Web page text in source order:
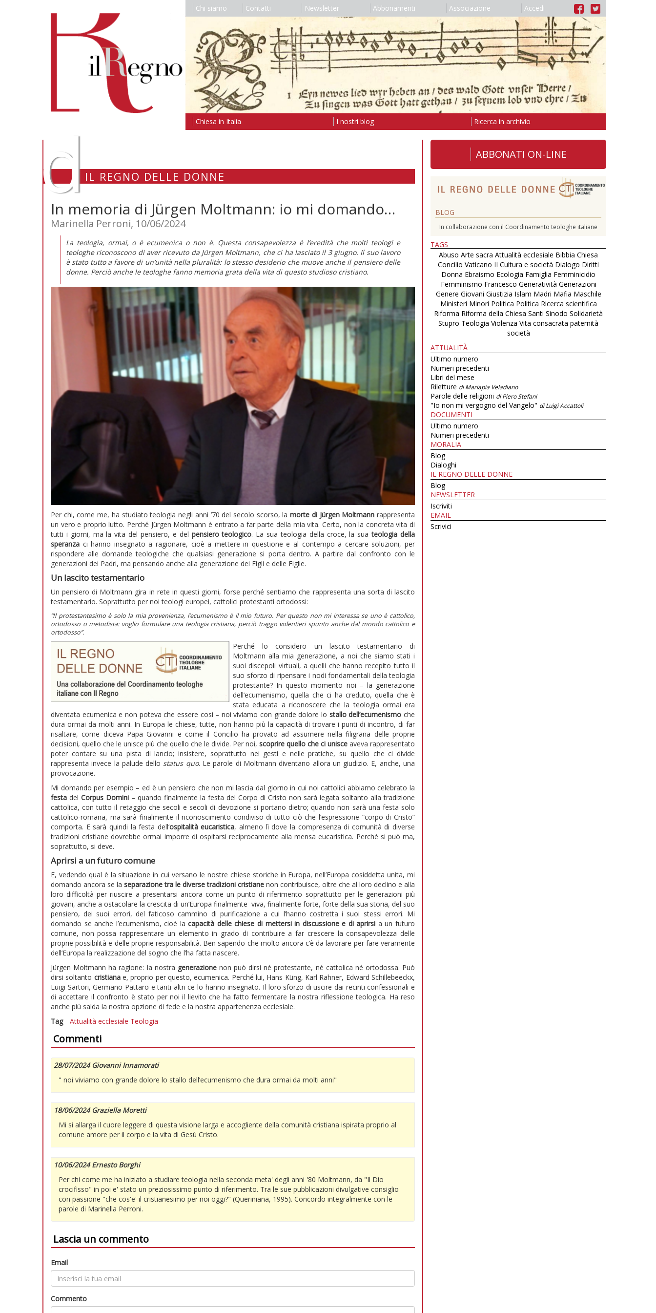
Chi siamo Contatti Newsletter Abbonamenti Associazione Accedi
Chiesa in Italia I nostri blog Ricerca in archivio
dIL REGNO DELLE DONNE
In memoria di Jürgen Moltmann: io mi domando…
Marinella Perroni, 10/06/2024
La teologia, ormai, o è ecumenica o non è. Questa consapevolezza è l’eredità che molti teologi e
teologhe riconoscono di aver ricevuto da Jürgen Moltmann, che ci ha lasciato il 3 giugno. Il suo lavoro
è stato tutto a favore di un’unità nella pluralità: lo stesso desiderio che muove anche il pensiero delle
donne. Perciò anche le teologhe fanno memoria grata della vita di questo studioso cristiano.
Per chi, come me, ha studiato teologia negli anni ’70 del secolo scorso, la morte di Jürgen Moltmann rappresenta
un vero e proprio lutto. Perché Jürgen Moltmann è entrato a far parte della mia vita. Certo, non la concreta vita di
tutti i giorni, ma la vita del pensiero, e del pensiero teologico. La sua teologia della croce, la suateologia della
speranza ci hanno insegnato a ragionare, cioè a mettere in questione e al contempo a cercare soluzioni, per
rispondere alle domande teologiche che qualsiasi generazione si porta dentro. A partire dal confronto con le
generazioni dei Padri, ma pensando anche alla generazione dei Figli e delle Figlie.
Un lascito testamentario
Un pensiero di Moltmann gira in rete in questi giorni, forse perché sentiamo che rappresenta una sorta di lascito
testamentario. Soprattutto per noi teologi europei, cattolici protestanti ortodossi:
“Il protestantesimo è solo la mia provenienza, l’ecumenismo è il mio futuro. Per questo non mi interessa se uno è cattolico,
ortodosso o metodista: voglio formulare una teologia cristiana, perciò traggo volentieri spunto anche dal mondo cattolico e
ortodosso”.
Perché lo considero un lascito testamentario di
Moltmann alla mia generazione, a noi che siamo stati i
suoi discepoli virtuali, a quelli che hanno recepito tutto il
suo sforzo di ripensare i nodi fondamentali della teologia
protestante? In questo momento noi – la generazione
dell’ecumenismo, quella che ci ha creduto, quella che è
stata educata a riconoscere che la teologia ormai era
diventata ecumenica e non poteva che essere così – noi viviamo con grande dolore lo stallo dell’ecumenismo che
dura ormai da molti anni. In Europa le chiese, tutte, non hanno più la capacità di trovare i punti di incontro, di far
risaltare, come diceva Papa Giovanni e come il Concilio ha provato ad assumere nella filigrana delle proprie
decisioni, quello che le unisce più che quello che le divide. Per noi, scoprire quello che ci unisce aveva rappresentato
poter contare su una pista di lancio; insistere, soprattutto nei gesti e nelle pratiche, su quello che ci divide
rappresenta invece la palude dello status quo. Le parole di Moltmann diventano allora un giudizio. E, anche, una
provocazione.
Mi domando per esempio – ed è un pensiero che non mi lascia dal giorno in cui noi cattolici abbiamo celebrato la
festa del Corpus Domini – quando finalmente la festa del Corpo di Cristo non sarà legata soltanto alla tradizione
cattolica, con tutto il retaggio che secoli e secoli di devozione si portano dietro; quando non sarà una festa solo
cattolico-romana, ma sarà finalmente il riconoscimento condiviso di tutto ciò che l’espressione “corpo di Cristo”
comporta. E sarà quindi la festa dell’ospitalità eucaristica, almeno lì dove la compresenza di comunità di diverse
tradizioni cristiane dovrebbe ormai imporre di ospitarsi reciprocamente alla mensa eucaristica. Perché si può ma,
soprattutto, si deve.
Aprirsi a un futuro comune
E, vedendo qual è la situazione in cui versano le nostre chiese storiche in Europa, nell’Europa cosiddetta unita, mi
domando ancora se la separazione tra le diverse tradizioni cristiane non contribuisce, oltre che al loro declino e alla
loro difficoltà per riuscire a presentarsi ancora come un punto di riferimento soprattutto per le generazioni più
giovani, anche a ostacolare la crescita di un’Europa finalmente viva, finalmente forte, forte della sua storia, del suo
pensiero, dei suoi errori, del faticoso cammino di purificazione a cui l’hanno costretta i suoi stessi errori. Mi
domando se anche l’ecumenismo, cioè lacapacità delle chiese di mettersi in discussione e di aprirsi a un futuro
comune, non possa rappresentare un elemento in grado di contribuire a far crescere la consapevolezza delle
proprie possibilità e delle proprie responsabilità. Ben sapendo che molto ancora c’è da lavorare per fare veramente
dell’Europa la realizzazione del sogno che l’ha fatta nascere.
Jürgen Moltmann ha ragione: la nostra generazionenon può dirsi né protestante, né cattolica né ortodossa. Può
dirsi soltanto cristianae, proprio per questo, ecumenica. Perché lui, Hans Küng, Karl Rahner, Edward Schillebeeckx,
Luigi Sartori, Germano Pattaro e tanti altri ce lo hanno insegnato. Il loro sforzo di uscire dai recinti confessionali e
di accettare il confronto è stato per noi il lievito che ha fatto fermentare la nostra riflessione teologica. Ha reso
anche più salda la nostra opzione di fede e la nostra appartenenza ecclesiale.
Tag
Attualità ecclesiale Teologia
Commenti
28/07/2024 Giovanni Innamorati
" noi viviamo con grande dolore lo stallo dell’ecumenismo che dura ormai da molti anni"
18/06/2024 Graziella Moretti
Mi si allarga il cuore leggere di questa visione larga e accogliente della comunità cristiana ispirata proprio al
comune amore per il corpo e la vita di Gesù Cristo.
10/06/2024 Ernesto Borghi
Per chi come me ha iniziato a studiare teologia nella seconda meta' degli anni '80 Moltmann, da "Il Dio
crocifisso" in poi e' stato un preziosissimo punto di riferimento. Tra le sue pubblicazioni divulgative consiglio
con passione "che cos'e' il cristianesimo per noi oggi?" (Queriniana, 1995). Concordo integralmente con le
parole di Marinella Perroni.
Lascia un commento
Email
Commento
ABBONATI ON-LINE
BLOG
In collaborazione con il Coordinamento teologhe italiane
TAGS
Abuso Arte sacra Attualità ecclesiale Bibbia Chiesa
Concilio Vaticano II Cultura e società Dialogo Diritti
Donna Ebraismo Ecologia Famiglia Femminicidio
Femminismo Francesco Generatività Generazioni
Genere Giovani Giustizia Islam Madri Mafia Maschile
Ministeri Minori Politica Politica Ricerca scientifica
Riforma Riforma della Chiesa Santi Sinodo Solidarietà
Stupro Teologia Violenza Vita consacrata paternità
società
ATTUALITÀ
Ultimo numero
Numeri precedenti
Libri del mese
Riletture di Mariapia Veladiano
Parole delle religioni di Piero Stefani
"Io non mi vergogno del Vangelo" di Luigi Accattoli
DOCUMENTI
Ultimo numero
Numeri precedenti
MORALIA
Blog
Dialoghi
IL REGNO DELLE DONNE
Blog
NEWSLETTER
Iscriviti
EMAIL
Scrivici